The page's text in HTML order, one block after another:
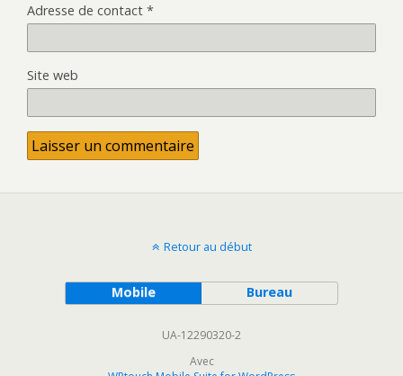
Adresse de contact *
Site web
Retour au début
Mobile Bureau
UA-12290320-2
Avec